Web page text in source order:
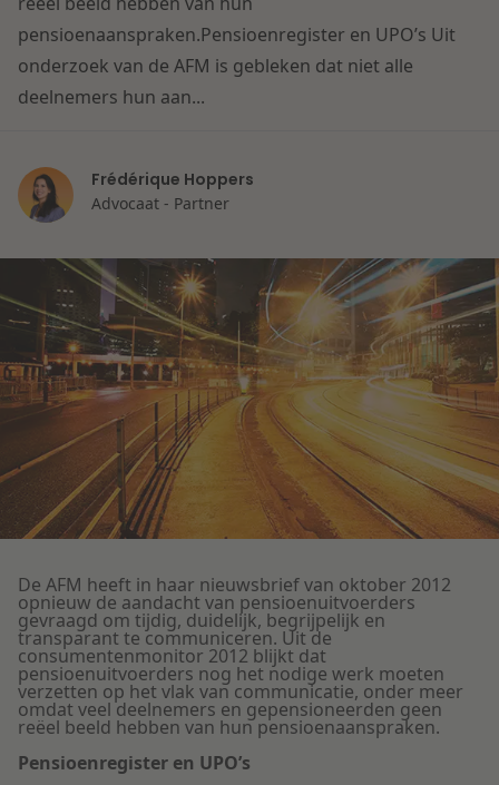
Zorg & Sociaal domein
Vastgoed
Overheid & Omgeving
Aansprakelijkheid & Verzekering
Litigation
Onderwijs
Dichtbij de kansen en uitdagingen in de
woningbouw
Lees meer
Dichtbij de wendbare onderneming
Lees meer
pensioenaanspraken.Pensioenregister en UPO’s Uit
onderzoek van de AFM is gebleken dat niet alle
deelnemers hun aan...
Frédérique Hoppers
Advocaat - Partner
De AFM heeft in haar nieuwsbrief van oktober 2012
opnieuw de aandacht van pensioenuitvoerders
gevraagd om tijdig, duidelijk, begrijpelijk en
transparant te communiceren. Uit de
consumentenmonitor 2012 blijkt dat
pensioenuitvoerders nog het nodige werk moeten
verzetten op het vlak van communicatie, onder meer
omdat veel deelnemers en gepensioneerden geen
reëel beeld hebben van hun pensioenaanspraken.
Pensioenregister en UPO’s